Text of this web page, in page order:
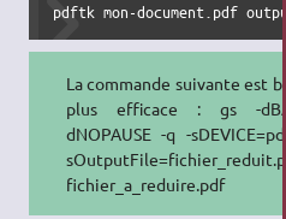
pdftk mon-document.pdf
La commande suivante est
plus efficace : gs -
dNOPAUSE -q -
fichier_a_reduire.pdf